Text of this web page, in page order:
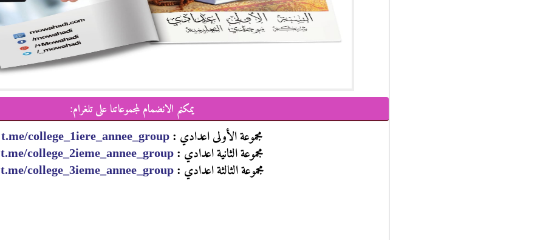
يمكنم الانضمام لمجموعاتنا على تلغرام:
مجموعة الأولى اعدادي : t.me/college_1iere_annee_group
مجموعة الثانية اعدادي : t.me/college_2ieme_annee_group
مجموعة الثالثة اعدادي :t.me/college_3ieme_annee_group